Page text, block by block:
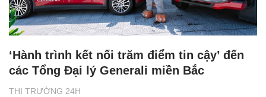
THỊ TRƯỜNG 24H
‘Hành trình kết nối trăm điểm tin cậy’ đến
các Tổng Đại lý Generali miền Bắc